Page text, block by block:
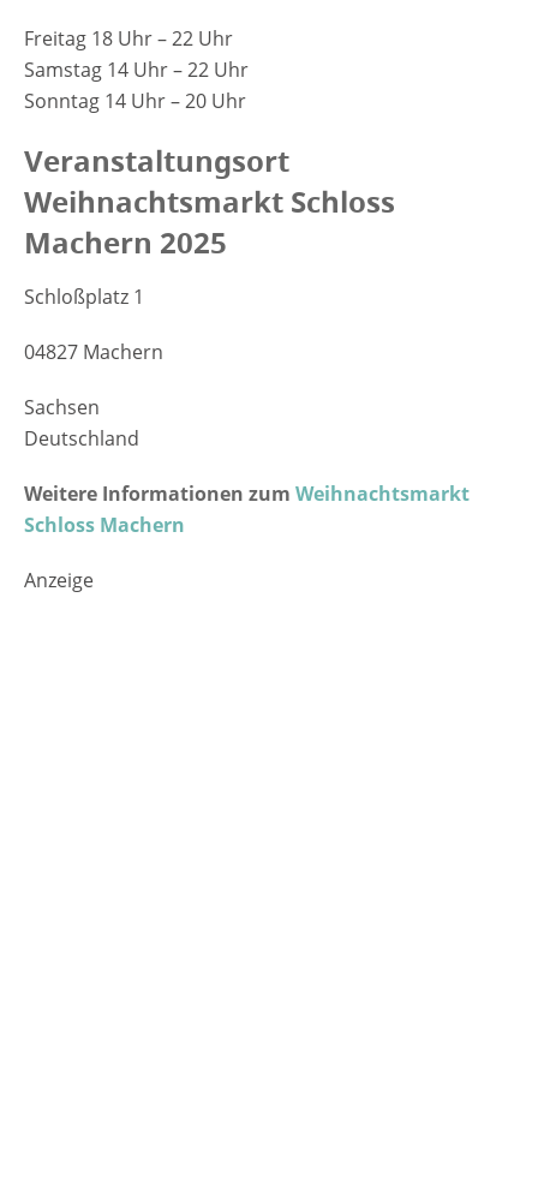
Freitag 18 Uhr – 22 Uhr
Samstag 14 Uhr – 22 Uhr
Sonntag 14 Uhr – 20 Uhr
Veranstaltungsort
Weihnachtsmarkt Schloss
Machern 2025
Schloßplatz 1
04827 Machern
Sachsen
Deutschland
Weitere Informationen zum Weihnachtsmarkt
Schloss Machern
Anzeige